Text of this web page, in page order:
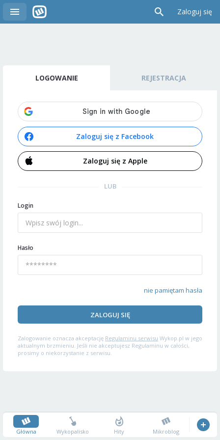
Zaloguj się
LOGOWANIE REJESTRACJA
Zaloguj się z Facebook
Zaloguj się z Apple
LUB
Login
Hasło
nie pamiętam hasła
ZALOGUJ SIĘ
Zalogowanie oznacza akceptację Regulaminu serwisu Wykop.pl w jego
aktualnym brzmieniu. Jeśli nie akceptujesz Regulaminu w całości,
prosimy o niekorzystanie z serwisu.
Główna Wykopalisko Hity Mikroblog